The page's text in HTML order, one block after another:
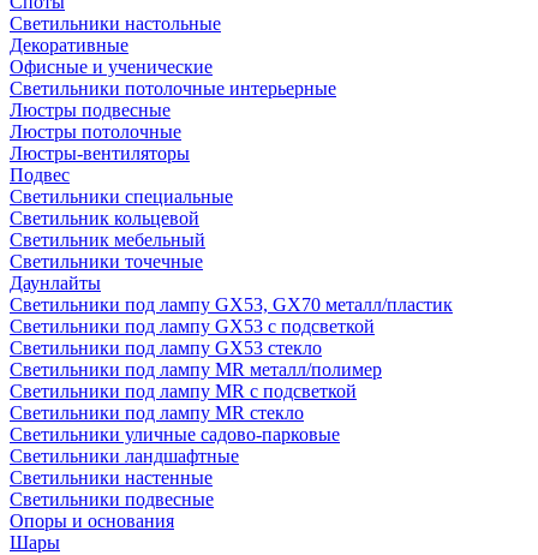
Светильники настольные
Декоративные
Офисные и ученические
Светильники потолочные интерьерные
Люстры подвесные
Люстры потолочные
Люстры-вентиляторы
Подвес
Светильники специальные
Светильник кольцевой
Светильник мебельный
Светильники точечные
Даунлайты
Светильники под лампу GX53, GX70 металл/пластик
Светильники под лампу GX53 с подсветкой
Светильники под лампу GX53 стекло
Светильники под лампу MR металл/полимер
Светильники под лампу MR с подсветкой
Светильники под лампу MR стекло
Светильники уличные садово-парковые
Светильники ландшафтные
Светильники настенные
Светильники подвесные
Опоры и основания
Шары